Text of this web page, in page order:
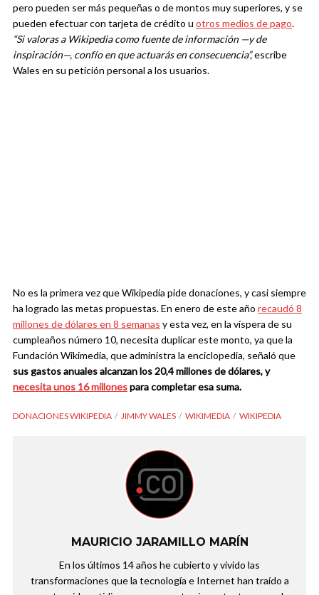
pero pueden ser más pequeñas o de montos muy superiores, y se
pueden efectuar con tarjeta de crédito u otros medios de pago.
“Si valoras a Wikipedia como fuente de información —y de
inspiración—, confío en que actuarás en consecuencia”,escribe
Wales en su petición personal a los usuarios.
No es la primera vez que Wikipedia pide donaciones, y casi siempre
ha logrado las metas propuestas. En enero de este año recaudó 8
millones de dólares en 8 semanas y esta vez, en la víspera de su
cumpleaños número 10, necesita duplicar este monto, ya que la
Fundación Wikimedia, que administra la enciclopedia, señaló que
sus gastos anuales alcanzan los 20,4 millones de dólares, y
necesita unos 16 millonespara completar esa suma.
DONACIONES WIKIPEDIA JIMMY WALES WIKIMEDIA WIKIPEDIA
MAURICIO JARAMILLO MARÍN
En los últimos 14 años he cubierto y vivido las
transformaciones que la tecnología e Internet han traído a